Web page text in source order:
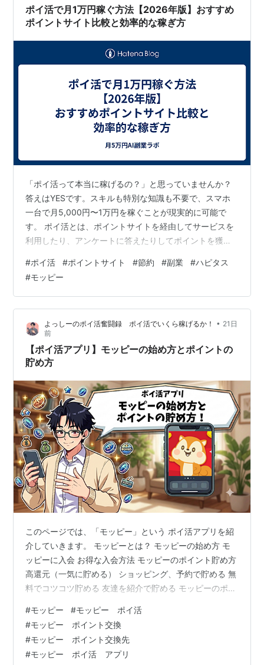
ポイ活あるあるのフルコースを叩きだしていたんです。
笑 「私には向いてないのかな〜」と…
ポイ活で月1万円稼ぐ方法【2026年版】おすすめ
ポイントサイト比較と効率的な稼ぎ方
「ポイ活って本当に稼げるの？」と思っていませんか？
答えはYESです。スキルも特別な知識も不要で、スマホ
一台で月5,000円〜1万円を稼ぐことが現実的に可能で
す。 ポイ活とは、ポイントサイトを経由してサービスを
利用したり、アンケートに答えたりしてポイントを獲得
事でわかること 2026年おすすめポイントサイト5社の比
較 月1万円を達成する効率的なポイントの稼ぎ方 ポイ活
初心者が最初にやるべきこと ポイントの賢い交換・使い
方 おすすめポイントサイト比較表【2026年版】 サイト
名 会員数 案件数 特徴 おすすめ度 ハピタス 1,400万人 多
#ポイ活 #ポイントサイト #節約 #副業 #ハピタス
#モッピー
よっしーのポイ活奮闘録 ポイ活でいくら稼げるか！ • 21日
前
【ポイ活アプリ】モッピーの始め方とポイントの
貯め方
このページでは、「モッピー」という ポイ活アプリを紹
介していきます。 モッピーとは？ モッピーの始め方 モ
ッピーに入会 お得な入会方法 モッピーのポイント貯め方
高還元（一気に貯める） ショッピング、予約で貯める 無
料でコツコツ貯める 友達を紹介で貯める モッピーのポイ
料ポイントサイト・アプリです。 ネットショッピング、
広告サービス利用、アンケート、ゲームなどでポイント
（1ポイント＝1円）を貯め、現金や電子マネー、マイル
など約60種類以上のサービスに交換できます。 東証プラ
#モッピー #モッピー ポイ活
#モッピー ポイント交換
#モッピー ポイント交換先
#モッピー ポイ活 アプリ